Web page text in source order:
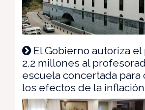
El Gobierno autoriza el
2,2 millones al
escuela concertada para
los efectos de la inflación